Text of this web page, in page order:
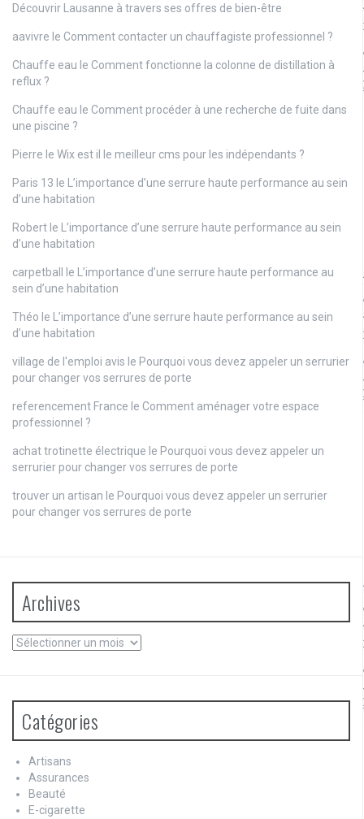
Découvrir Lausanne à travers ses offres de bien-être
aavivre le Comment contacter un chauffagiste professionnel ?
Chauffe eau le Comment fonctionne la colonne de distillation à
reflux ?
Chauffe eau le Comment procéder à une recherche de fuite dans
une piscine ?
Pierre le Wix est il le meilleur cms pour les indépendants ?
Paris 13 le
L’importance d’une serrure haute performance au sein
d’une habitation
Robert le
L’importance d’une serrure haute performance au sein
d’une habitation
carpetball le
L’importance d’une serrure haute performance au
sein d’une habitation
Théo le
L’importance d’une serrure haute performance au sein
d’une habitation
village de l'emploi avis le Pourquoi vous devez appeler un serrurier
pour changer vos serrures de porte
referencement France le Comment aménager votre espace
professionnel ?
achat trotinette électrique le Pourquoi vous devez appeler un
serrurier pour changer vos serrures de porte
trouver un artisan le Pourquoi vous devez appeler un serrurier
pour changer vos serrures de porte
Archives
Archives
Catégories
Artisans
Assurances
Beauté
E-cigarette